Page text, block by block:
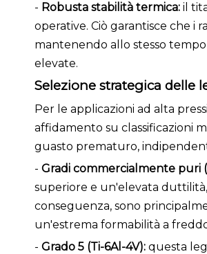
- Robusta stabilità termica: il
operative. Ciò garantisce che i
mantenendo allo stesso
elevate.
Selezione strategica delle
Per le applicazioni ad alta
affidamento su classificazioni
guasto prematuro,
- Gradi commercialmente puri
superiore e un'elevata
conseguenza, sono
un'estrema formabilità a
- Grado 5 (Ti-6Al-4V): questa